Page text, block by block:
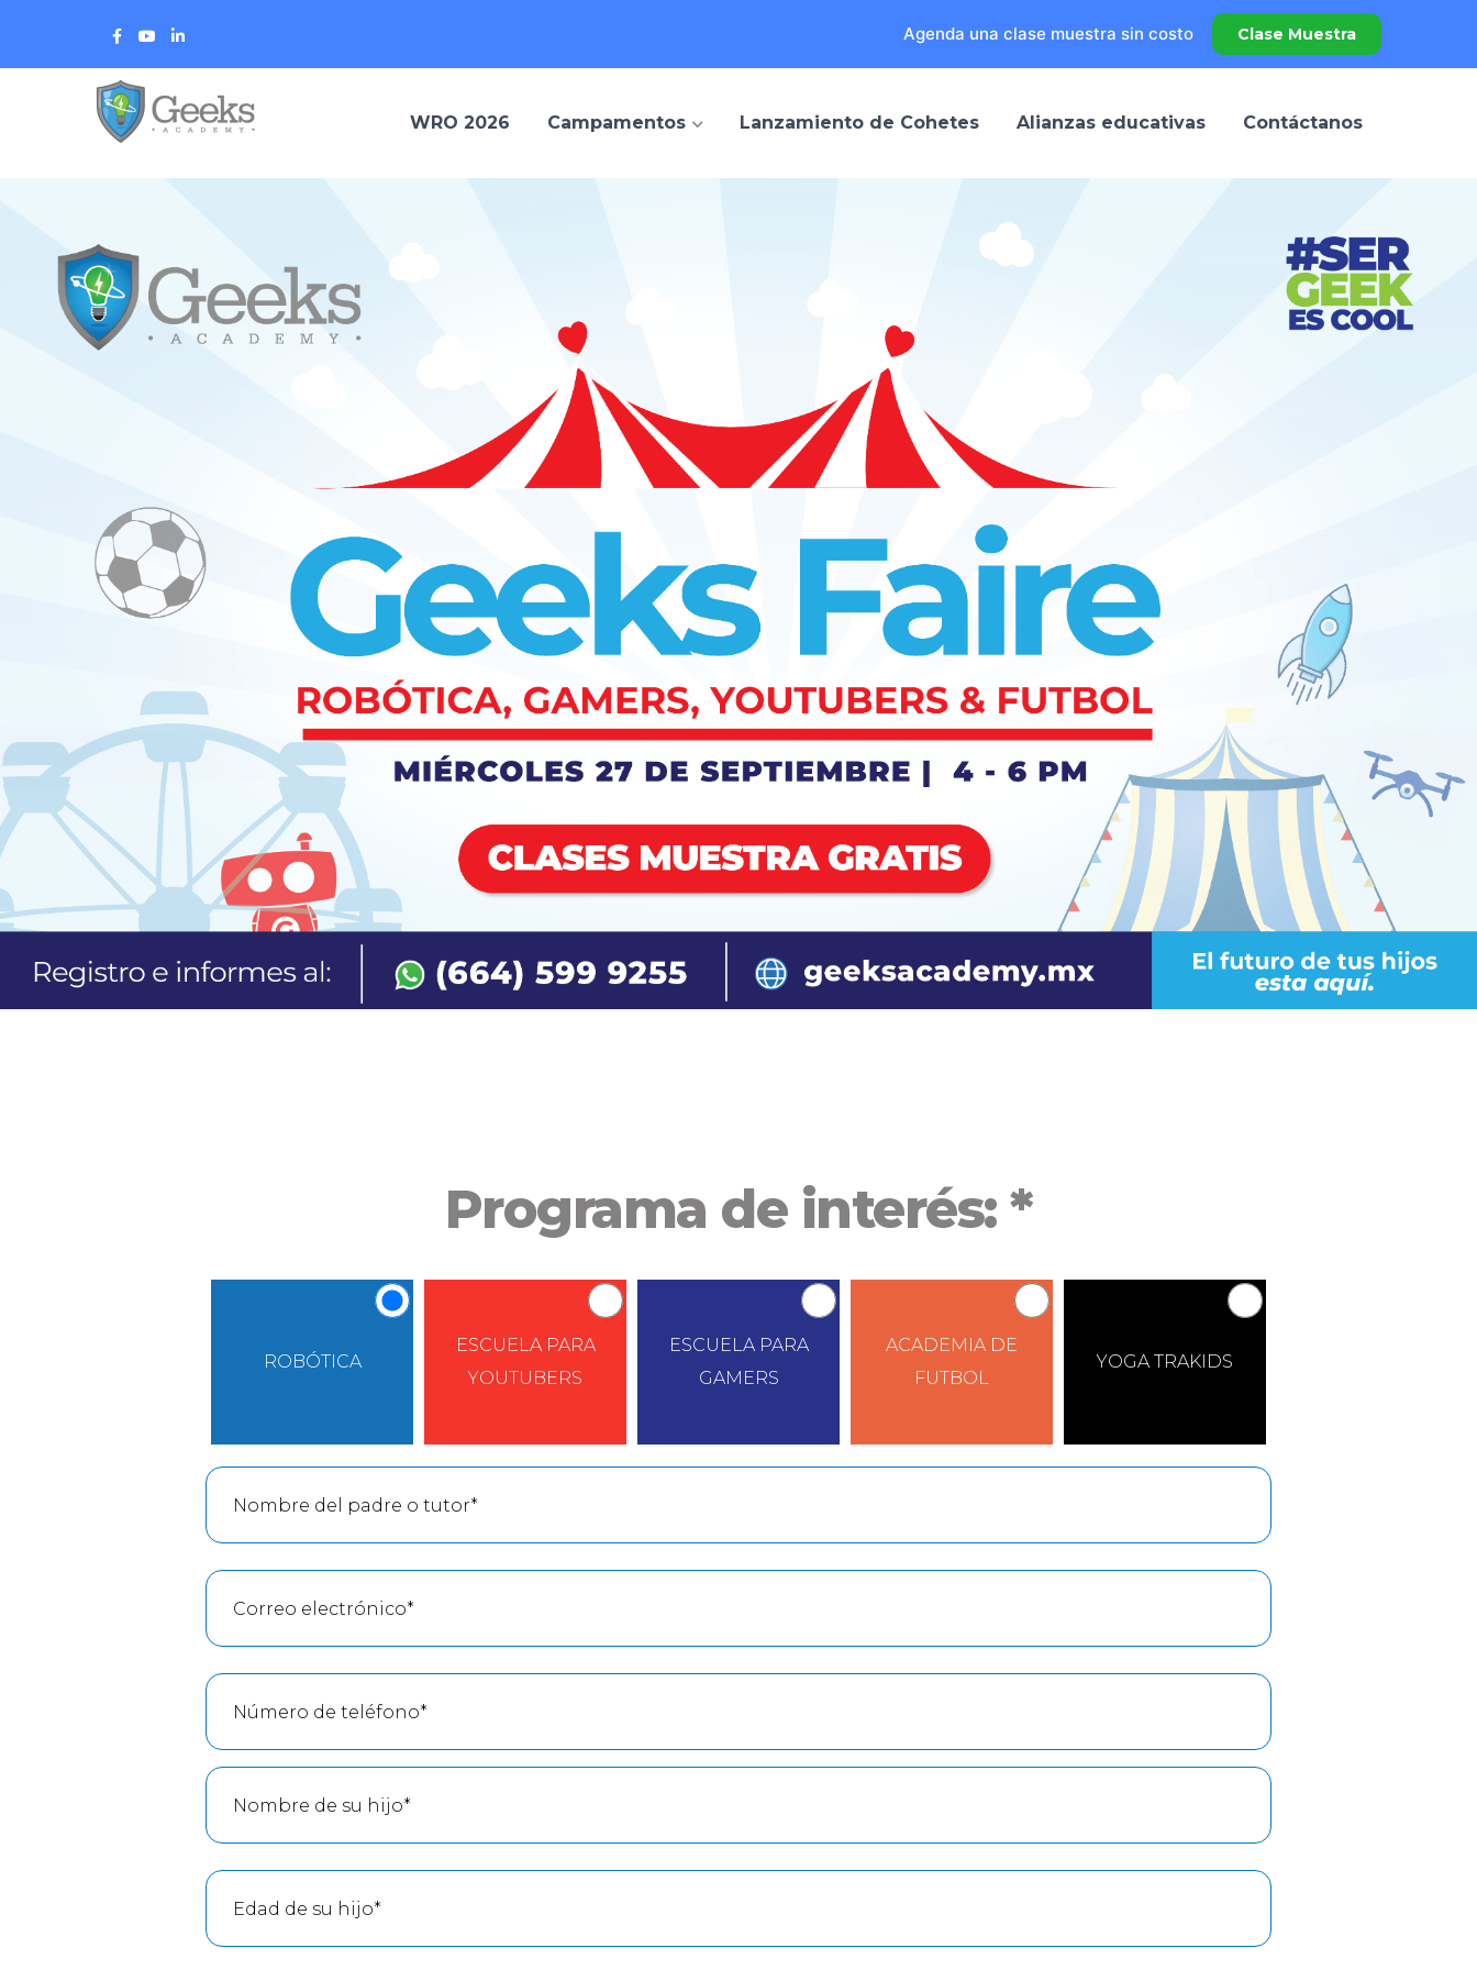
FacebookYoutubeLinkedIn
Agenda una clase muestra sin costo Clase Muestra
WRO 2026 Campamentos Lanzamiento de Cohetes Alianzas educativas Contáctanos
Programa de interés: *
ROBÓTICA
ESCUELA PARA
YOUTUBERS
ESCUELA PARA
GAMERS
ACADEMIA DE
FUTBOL
YOGA TRAKIDS